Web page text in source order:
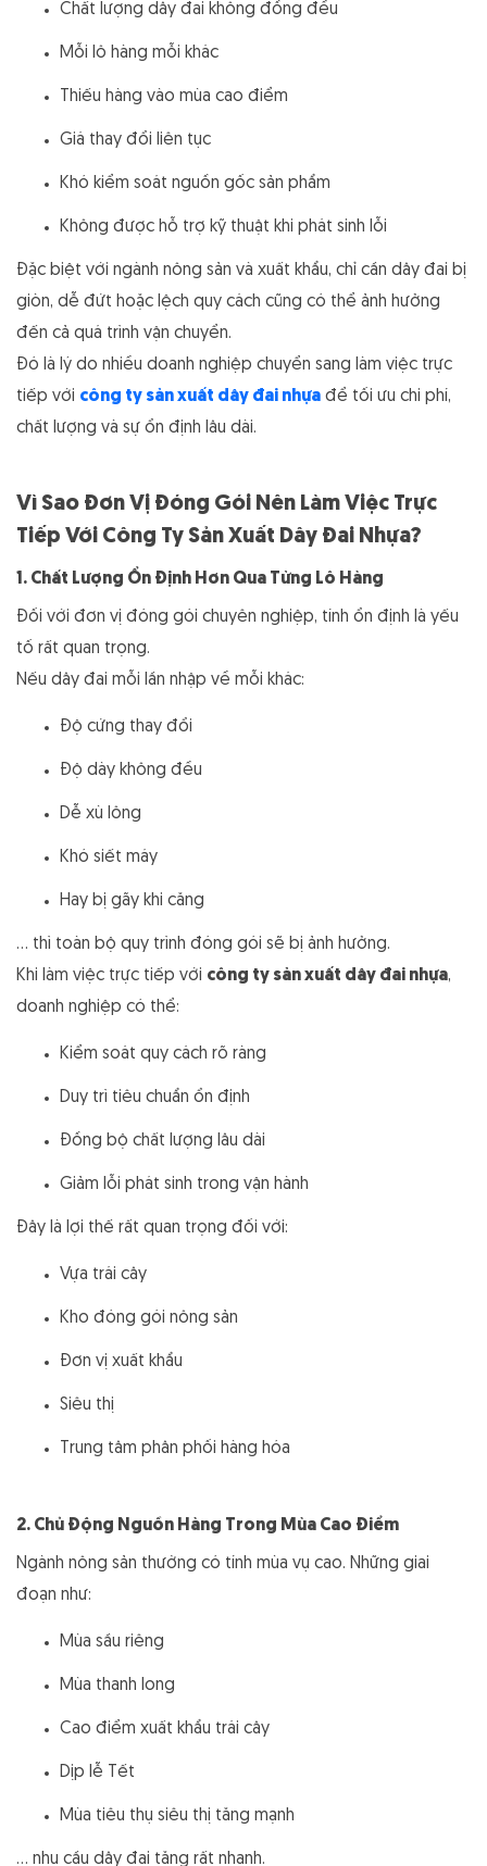
Chất lượng dây đai không đồng đều
Mỗi lô hàng mỗi khác
Thiếu hàng vào mùa cao điểm
Giá thay đổi liên tục
Khó kiểm soát nguồn gốc sản phẩm
Không được hỗ trợ kỹ thuật khi phát sinh lỗi
Đặc biệt với ngành nông sản và xuất khẩu, chỉ cần dây đai bị
giòn, dễ đứt hoặc lệch quy cách cũng có thể ảnh hưởng
đến cả quá trình vận chuyển.
Đó là lý do nhiều doanh nghiệp chuyển sang làm việc trực
tiếp với công ty sản xuất dây đai nhựa để tối ưu chi phí,
chất lượng và sự ổn định lâu dài.
Vì Sao Đơn Vị Đóng Gói Nên Làm Việc Trực
Tiếp Với Công Ty Sản Xuất Dây Đai Nhựa?
1. Chất Lượng Ổn Định Hơn Qua Từng Lô Hàng
Đối với đơn vị đóng gói chuyên nghiệp, tính ổn định là yếu
tố rất quan trọng.
Nếu dây đai mỗi lần nhập về mỗi khác:
Độ cứng thay đổi
Độ dày không đều
Dễ xù lông
Khó siết máy
Hay bị gãy khi căng
… thì toàn bộ quy trình đóng gói sẽ bị ảnh hưởng.
Khi làm việc trực tiếp với công ty sản xuất dây đai nhựa,
doanh nghiệp có thể:
Kiểm soát quy cách rõ ràng
Duy trì tiêu chuẩn ổn định
Đồng bộ chất lượng lâu dài
Giảm lỗi phát sinh trong vận hành
Đây là lợi thế rất quan trọng đối với:
Vựa trái cây
Kho đóng gói nông sản
Đơn vị xuất khẩu
Siêu thị
Trung tâm phân phối hàng hóa
2. Chủ Động Nguồn Hàng Trong Mùa Cao Điểm
Ngành nông sản thường có tính mùa vụ cao. Những giai
đoạn như:
Mùa sầu riêng
Mùa thanh long
Cao điểm xuất khẩu trái cây
Dịp lễ Tết
Mùa tiêu thụ siêu thị tăng mạnh
… nhu cầu dây đai tăng rất nhanh.